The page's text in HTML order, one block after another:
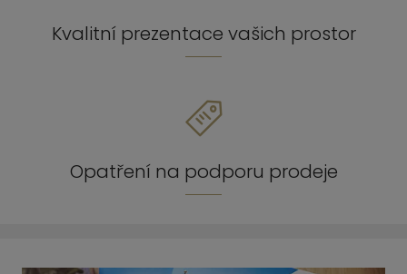
Kvalitní prezentace vašich prostor
Opatření na podporu prodeje